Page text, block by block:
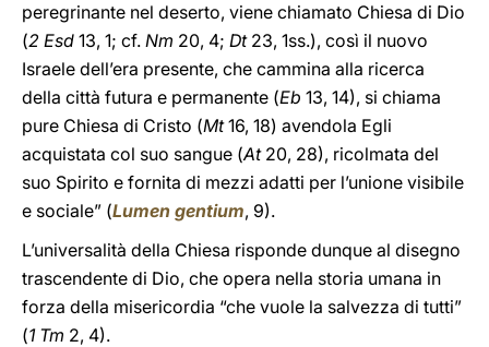
peregrinante nel deserto, viene chiamato Chiesa di Dio
(2 Esd 13, 1; cf. Nm 20, 4; Dt23, 1ss.), così il nuovo
Israele dell’era presente, che cammina alla ricerca
della città futura e permanente (Eb 13, 14), si chiama
pure Chiesa di Cristo (Mt16, 18) avendola Egli
acquistata col suo sangue (At20, 28), ricolmata del
suo Spirito e fornita di mezzi adatti per l’unione visibile
e sociale” (Lumen gentium, 9).
L’universalità della Chiesa risponde dunque al disegno
trascendente di Dio, che opera nella storia umana in
forza della misericordia “che vuole la salvezza di tutti”
(1 Tm 2, 4).